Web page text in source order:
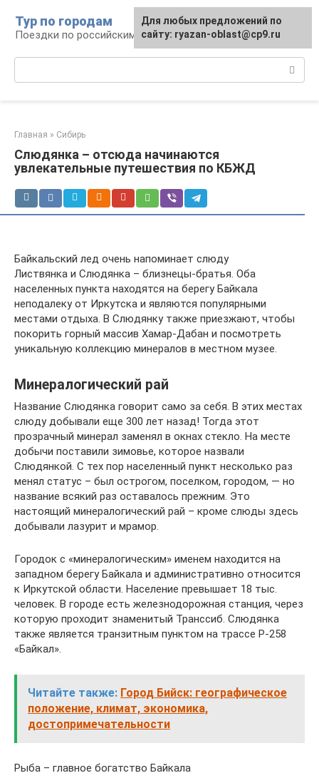
контенту
Тур по городам
Поездки по российским городам
Главная » Сибирь
Слюдянка – отсюда начинаются
увлекательные путешествия по КБЖД
Байкальский лед очень напоминает слюду
Листвянка и Слюдянка – близнецы-братья. Оба
населенных пункта находятся на берегу Байкала
неподалеку от Иркутска и являются популярными
местами отдыха. В Слюдянку также приезжают, чтобы
покорить горный массив Хамар-Дабан и посмотреть
уникальную коллекцию минералов в местном музее.
Минералогический рай
Название Слюдянка говорит само за себя. В этих местах
слюду добывали еще 300 лет назад! Тогда этот
прозрачный минерал заменял в окнах стекло. На месте
добычи поставили зимовье, которое назвали
Слюдянкой. С тех пор населенный пункт несколько раз
менял статус – был острогом, поселком, городом, — но
название всякий раз оставалось прежним. Это
настоящий минералогический рай – кроме слюды здесь
добывали лазурит и мрамор.
Городок с «минералогическим» именем находится на
западном берегу Байкала и административно относится
к Иркутской области. Население превышает 18 тыс.
человек. В городе есть железнодорожная станция, через
которую проходит знаменитый Транссиб. Слюдянка
также является транзитным пунктом на трассе Р-258
«Байкал».
Читайте также: Город Бийск: географическое
положение, климат, экономика,
достопримечательности
Рыба – главное богатство Байкала
Для любых предложений по
сайту: ryazan-oblast@cp9.ru